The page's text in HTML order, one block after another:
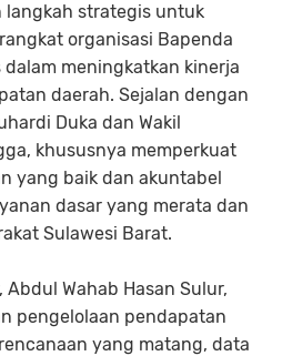
langkah strategis untuk
organisasi Bapenda
meningkatkan kinerja
daerah. Sejalan dengan
Duka dan Wakil
khususnya memperkuat
yang baik dan akuntabel
dasar yang merata dan
Sulawesi Barat.
Wahab Hasan Sulur,
pengelolaan pendapatan
yang matang, data